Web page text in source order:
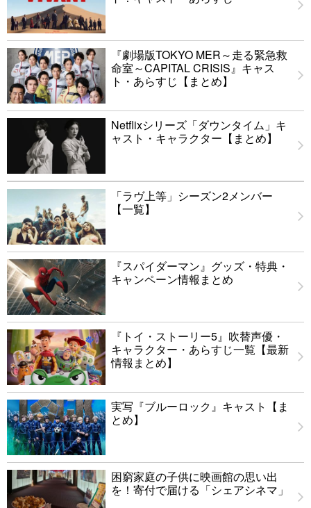
『劇場版TOKYO MER～走る緊急救
命室～CAPITAL CRISIS』キャス
ト・あらすじ【まとめ】
Netflixシリーズ「ダウンタイム」キ
ャスト・キャラクター【まとめ】
「ラヴ上等」シーズン2メンバー
【一覧】
『スパイダーマン』グッズ・特典・
キャンペーン情報まとめ
『トイ・ストーリー5』吹替声優・
キャラクター・あらすじ一覧【最新
情報まとめ】
実写『ブルーロック』キャスト【ま
とめ】
困窮家庭の子供に映画館の思い出
を！寄付で届ける「シェアシネマ」